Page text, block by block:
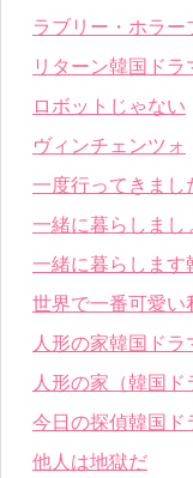
ラブリー・ホラー
リターン韓国ドラ
ロボットじゃない
ヴィンチェンツォ
一度行ってきまし
一緒に暮らしまし
一緒に暮らします
世界で一番可愛い
人形の家韓国ドラ
人形の家（韓国
今日の探偵韓国ド
他人は地獄だ